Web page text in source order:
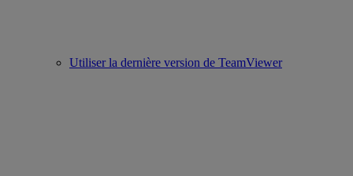
Utiliser la dernière version de TeamViewer